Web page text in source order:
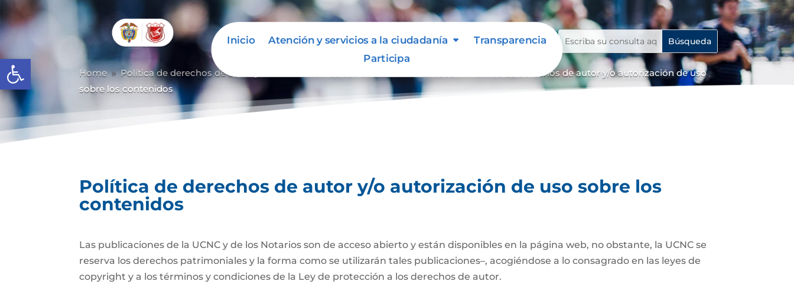
Abrir barra de herramientas
Inicio Atención y servicios a la ciudadanía Transparencia
Participa
Home 9 Política de derechos de autor y/
Política de derechos de autor y/o autorización de uso
sobre los contenidos
Política de derechos de autor y/o autorización de uso sobre los
contenidos
Las publicaciones de la UCNC y de los Notarios son de acceso abierto y están disponibles en la página web, no obstante, la UCNC se
reserva los derechos patrimoniales y la forma como se utilizarán tales publicaciones–, acogiéndose a lo consagrado en las leyes de
copyright y a los términos y condiciones de la Ley de protección a los derechos de autor.